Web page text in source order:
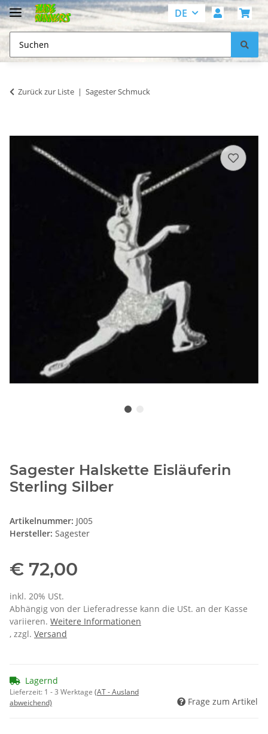
DE
Zurück zur Liste Sagester Schmuck
Sagester Halskette Eisläuferin
Sterling Silber
Artikelnummer: J005
Hersteller: Sagester
€ 72,00
inkl. 20% USt.
Abhängig von der Lieferadresse kann die USt. an der Kasse
variieren. Weitere Informationen
, zzgl. Versand
Lagernd
Lieferzeit: 1 - 3 Werktage (AT - Ausland
abweichend)
Frage zum Artikel